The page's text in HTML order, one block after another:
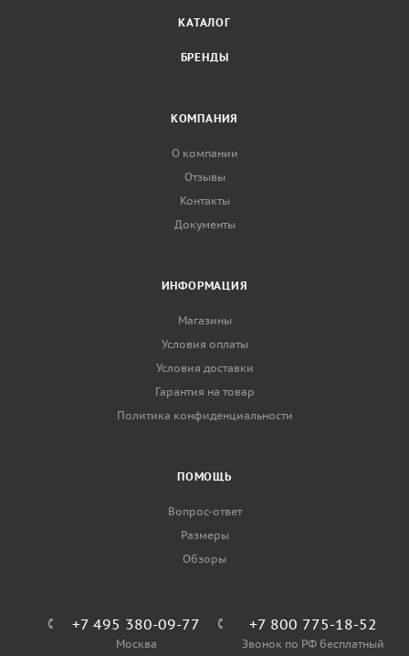
КАТАЛОГ
БРЕНДЫ
КОМПАНИЯ
О компании
Отзывы
Контакты
Документы
ИНФОРМАЦИЯ
Магазины
Условия оплаты
Условия доставки
Гарантия на товар
Политика конфиденциальности
ПОМОЩЬ
Вопрос-ответ
Размеры
Обзоры
+7 495 380-09-77
Москва
+7 800 775-18-52
Звонок по РФ бесплатный